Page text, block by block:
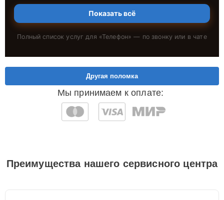
Показать всё
Полный список услуг для «Телефон» — по звонку или в чате
Мы принимаем к оплате:
Другая поломка
Преимущества нашего сервисного центра